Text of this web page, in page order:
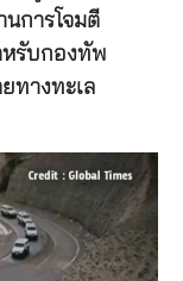
นการโจมตี
หรับกองทัพ
ทางทะเล